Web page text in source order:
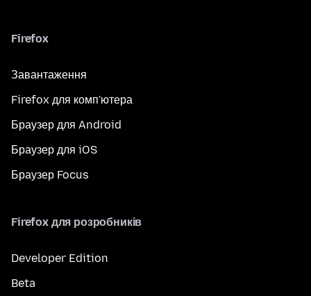
Firefox
Завантаження
Firefox для комп'ютера
Браузер для Android
Браузер для iOS
Браузер Focus
Firefox для розробників
Developer Edition
Beta